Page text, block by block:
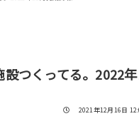
つくってる。2022
投稿日
2021年12月16日